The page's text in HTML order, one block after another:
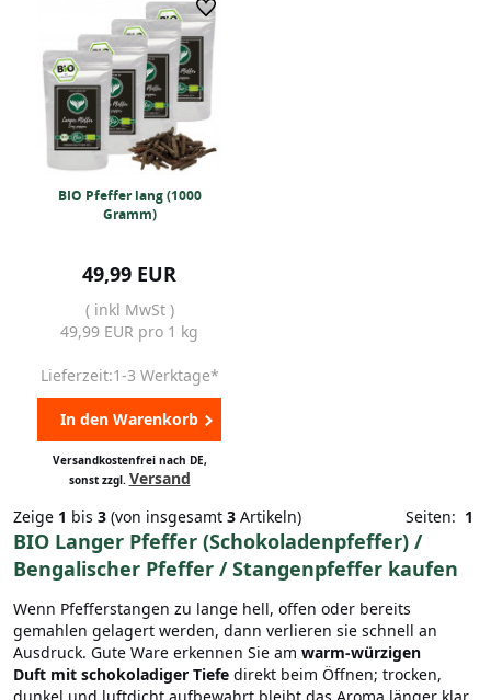
BIO Pfeffer lang (1000
Gramm)
49,99 EUR
( inkl MwSt )
49,99 EUR pro 1 kg
Lieferzeit:1-3 Werktage*
In den Warenkorb
Versandkostenfrei nach DE,
sonst zzgl. Versand
Zeige 1 bis 3 (von insgesamt 3 Artikeln) Seiten: 1
BIO Langer Pfeffer (Schokoladenpfeffer) /
Bengalischer Pfeffer / Stangenpfeffer kaufen
Wenn Pfefferstangen zu lange hell, offen oder bereits
gemahlen gelagert werden, dann verlieren sie schnell an
Ausdruck. Gute Ware erkennen Sie am warm-würzigen
Duft mit schokoladiger Tiefe direkt beim Öffnen; trocken,